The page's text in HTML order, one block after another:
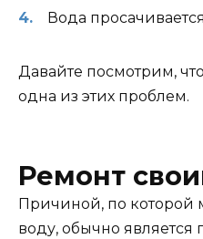
Вода
Давайте посмотрим,
одна из этих проблем.
Ремонт
Причиной, по которой
воду, обычно является